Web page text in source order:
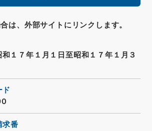
は、外部サイトにリンクします。
１７年１月１日至昭和１７年１月３
ド
求番